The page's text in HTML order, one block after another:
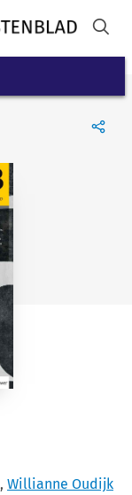
, Willianne Oudijk